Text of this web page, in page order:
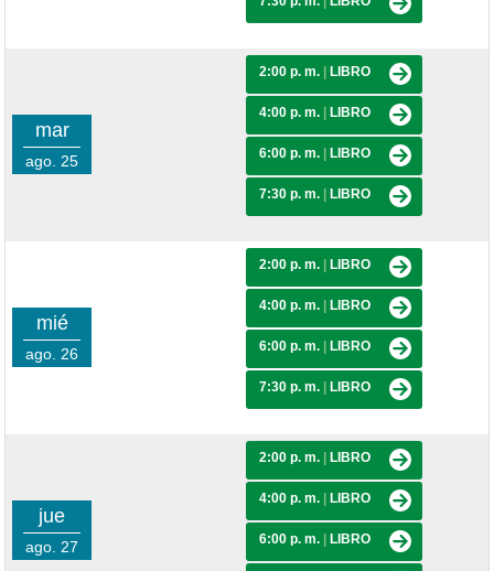
mar
ago. 25
2:00 p. m. LIBRO
4:00 p. m. LIBRO
6:00 p. m. LIBRO
7:30 p. m. LIBRO
mié
ago. 26
2:00 p. m. LIBRO
4:00 p. m. LIBRO
6:00 p. m. LIBRO
7:30 p. m. LIBRO
jue
ago. 27
2:00 p. m. LIBRO
4:00 p. m. LIBRO
6:00 p. m. LIBRO